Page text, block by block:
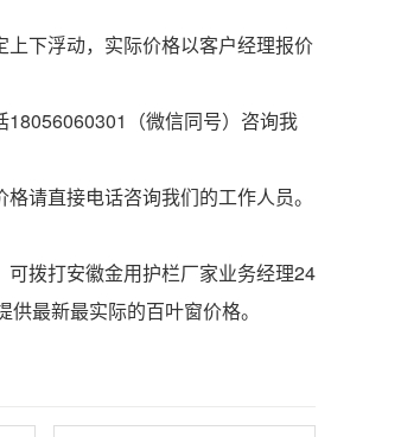
下浮动，实际价格以客户经理报价
（微信同号）咨询我
请直接电话咨询我们的工作人员。
拨打安徽金用护栏厂家业务经理24
最新最实际的百叶窗价格。